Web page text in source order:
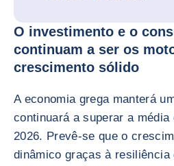
O investimento e o
continuam a ser os
crescimento sólido
A economia grega manterá
continuará a superar a média
2026. Prevê-se que o
dinâmico graças à resiliência